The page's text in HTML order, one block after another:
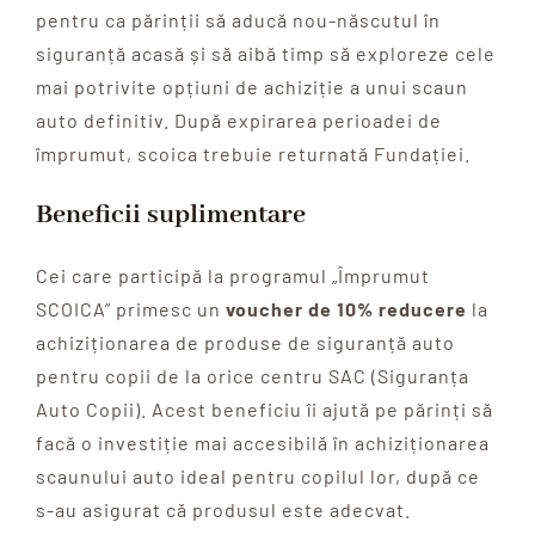
pentru ca părinții să aducă nou-născutul în
siguranță acasă și să aibă timp să exploreze cele
mai potrivite opțiuni de achiziție a unui scaun
auto definitiv. După expirarea perioadei de
împrumut, scoica trebuie returnată Fundației.
Beneficii suplimentare
Cei care participă la programul „Împrumut
SCOICA” primesc un voucher de 10% reducere la
achiziționarea de produse de siguranță auto
pentru copii de la orice centru SAC (Siguranța
Auto Copii). Acest beneficiu îi ajută pe părinți să
facă o investiție mai accesibilă în achiziționarea
scaunului auto ideal pentru copilul lor, după ce
s-au asigurat că produsul este adecvat.